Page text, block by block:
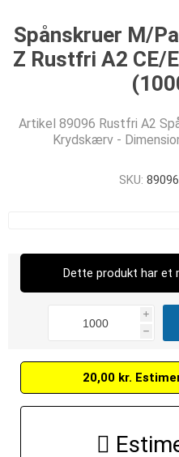
Spånskruer M/
Z Rustfri A2 CE/
Artikel 89096 Rustfri A2
Krydskærv -
SKU:
Dette produkt har et
i
h
20,00 kr.